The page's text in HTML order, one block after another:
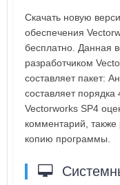
Скачать новую
обеспечения
бесплатно. Данная
разработчиком
составляет пакет:
составляет
Vectorworks SP4
комментарий,
копию программы.